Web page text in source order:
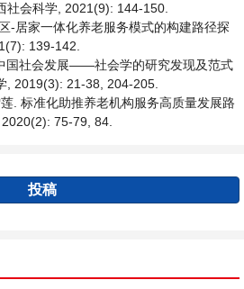
社会科学, 2021(9): 144-150.
-居家一体化养老服务模式的构建路径探
139-142.
国社会发展——社会学的研究发现及范式
, 2019(3): 21-38, 204-205.
. 标准化助推养老机构服务高质量发展路
75-79, 84.
投稿